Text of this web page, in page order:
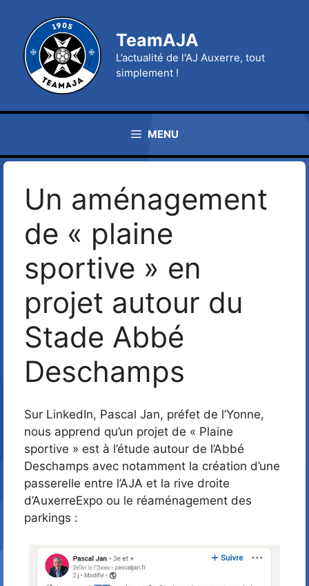
contenu
TeamAJA
L’actualité de l'AJ Auxerre, tout
simplement !
MENU
Un aménagement
de « plaine
sportive » en
projet autour du
Stade Abbé
Deschamps
Sur LinkedIn, Pascal Jan, préfet de l’Yonne,
nous apprend qu’un projet de « Plaine
sportive » est à l’étude autour de l’Abbé
Deschamps avec notamment la création d’une
passerelle entre l’AJA et la rive droite
d’AuxerreExpo ou le réaménagement des
parkings :